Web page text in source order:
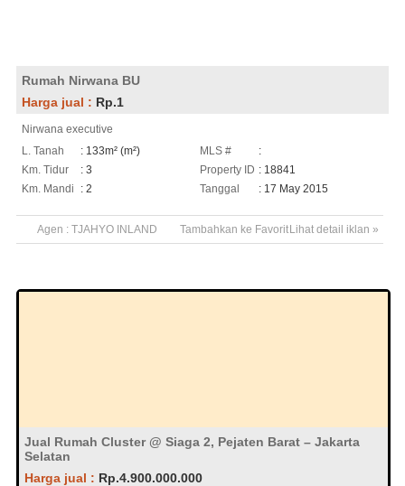
Rumah Nirwana BU
Harga jual : Rp.1
Nirwana executive
L. Tanah
: 133m² (m²)
Km. Tidur
: 3
Km. Mandi
: 2
MLS #
:
Property ID : 18841
Tanggal
: 17 May 2015
Agen : TJAHYO INLAND Lihat detail iklan »
Tambahkan ke Favorit
Jual Rumah Cluster @ Siaga 2, Pejaten Barat – Jakarta
Selatan
Harga jual : Rp.4.900.000.000